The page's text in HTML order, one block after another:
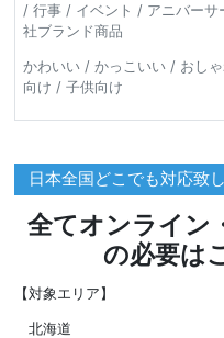
/ 行事 / イベント / アニバー
社ブランド商品
かわいい / かっこいい / おし
向け / 子供向け
日本全国どこでも対応致
全てオンライン
の必要は
【対象エリア】
北海道